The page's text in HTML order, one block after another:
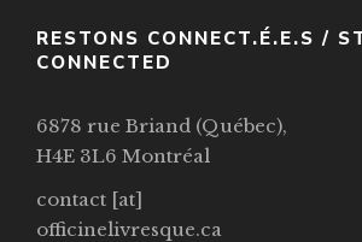
RESTONS CONNECT.É.E.S /
CONNECTED
6878 rue Briand (Québec),
H4E 3L6 Montréal
contact [at]
officinelivresque.ca